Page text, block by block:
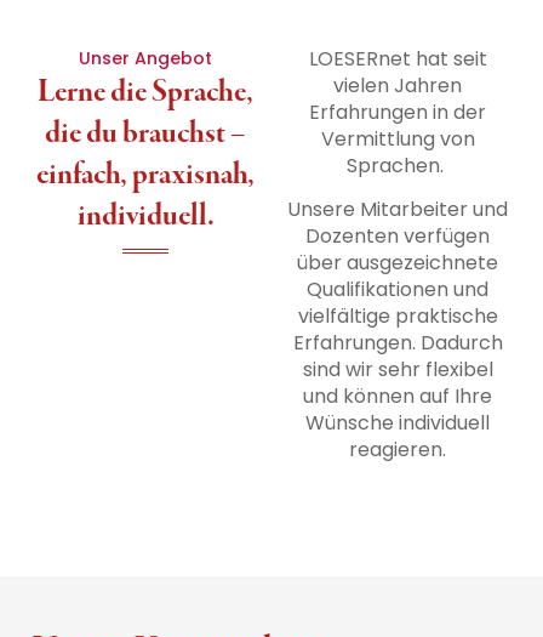
Unser Angebot
Lerne die Sprache,
die du brauchst –
einfach, praxisnah,
individuell.
LOESERnet hat seit
vielen Jahren
Erfahrungen in der
Vermittlung von
Sprachen.
Unsere Mitarbeiter und
Dozenten verfügen
über ausgezeichnete
Qualifikationen und
vielfältige praktische
Erfahrungen. Dadurch
sind wir sehr flexibel
und können auf Ihre
Wünsche individuell
reagieren.